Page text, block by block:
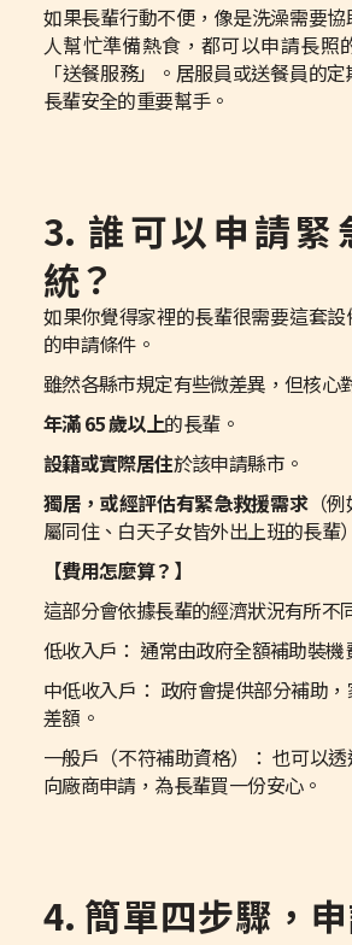
如果長輩行動不便，像是洗澡需要
人幫忙準備熱食，都可以申請長照
「送餐服務」。居服員或送餐員的
長輩安全的重要幫手。
3. 誰可以申請緊
統？
如果你覺得家裡的長輩很需要這套
的申請條件。
雖然各縣市規定有些微差異，但核心
年滿 65 歲以上的長輩。
設籍或實際居住於該申請縣市。
獨居，或經評估有緊急救援需求（例
屬同住、白天子女皆外出上班的長輩）
【費用怎麼算？】
這部分會依據長輩的經濟狀況有所不
低收入戶： 通常由政府全額補助裝機
中低收入戶： 政府會提供部分補助
差額。
一般戶（不符補助資格）： 也可以
向廠商申請，為長輩買一份安心。
4. 簡單四步驟，